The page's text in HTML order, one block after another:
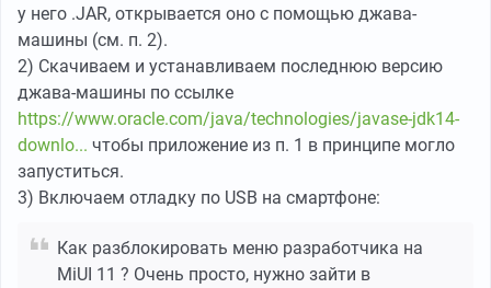
у него .JAR, открывается оно с помощью джава-
машины (см. п. 2).
2) Скачиваем и устанавливаем последнюю версию
джава-машины по ссылке
https://www.oracle.com/java/technologies/javase-jdk14-
downlo... чтобы приложение из п. 1 в принципе могло
запуститься.
3) Включаем отладку по USB на смартфоне:
Как разблокировать меню разработчика на
MiUI 11 ? Очень просто, нужно зайти в